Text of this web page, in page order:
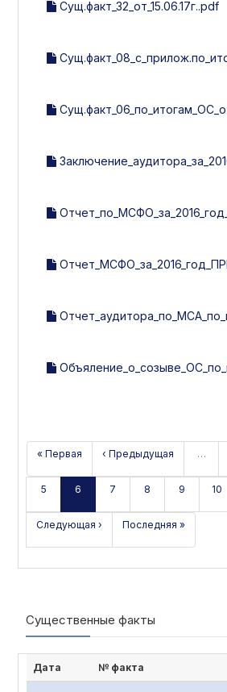
Сущ.факт_32_от_15.06.17г..pdf
« Первая ‹ Предыдущая …
5 6 7 8 9 10
Следующая › Последняя »
Существенные факты
Дата № факта